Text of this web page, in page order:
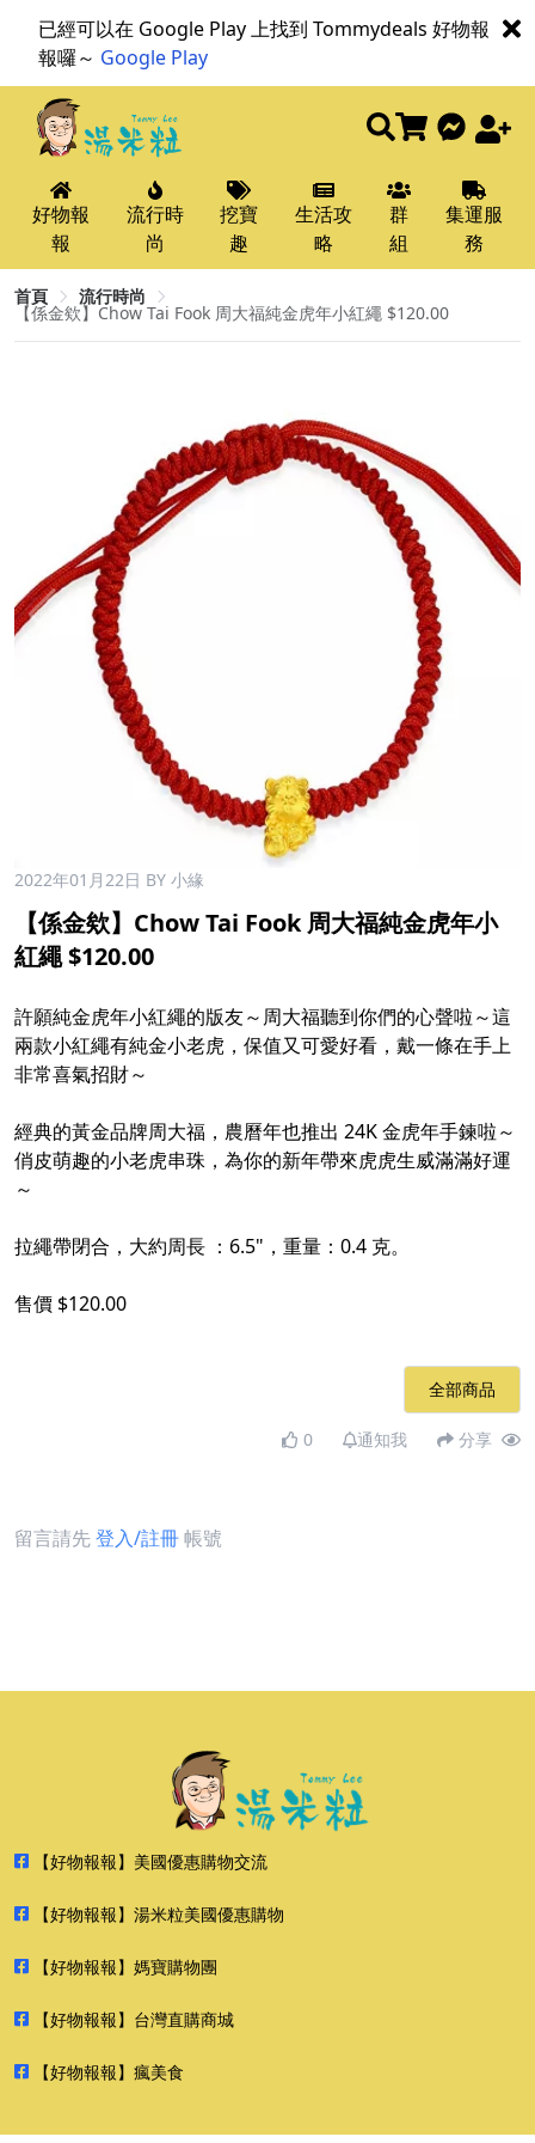
已經可以在 Google Play 上找到 Tommydeals 好物報
報囉～ Google Play
好物報
報
流行時
尚
挖寶
趣
生活攻
略
群
組
集運服
務
首頁 流行時尚
【係金欸】Chow Tai Fook 周大福純金虎年小紅繩 $120.00
2022年01月22日 BY 小緣
【係金欸】Chow Tai Fook 周大福純金虎年小
紅繩 $120.00
許願純金虎年小紅繩的版友～周大福聽到你們的心聲啦～這
兩款小紅繩有純金小老虎，保值又可愛好看，戴一條在手上
非常喜氣招財～
經典的黃金品牌周大福，農曆年也推出 24K 金虎年手鍊啦～
俏皮萌趣的小老虎串珠，為你的新年帶來虎虎生威滿滿好運
～
拉繩帶閉合，大約周長 ：6.5"，重量：0.4 克。
售價 $120.00
全部商品
0 通知我 分享
留言請先登入/註冊帳號
【好物報報】美國優惠購物交流
【好物報報】湯米粒美國優惠購物
【好物報報】媽寶購物團
【好物報報】台灣直購商城
【好物報報】瘋美食